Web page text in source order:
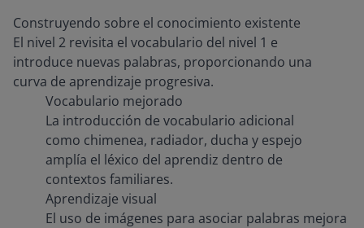
Construyendo sobre el conocimiento existente
El nivel 2 revisita el vocabulario del nivel 1 e
introduce nuevas palabras, proporcionando una
curva de aprendizaje progresiva.
Vocabulario mejorado
La introducción de vocabulario adicional
como chimenea, radiador, ducha y espejo
amplía el léxico del aprendiz dentro de
contextos familiares.
Aprendizaje visual
El uso de imágenes para asociar palabras mejora